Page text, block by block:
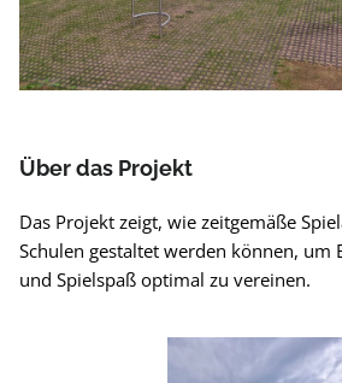
Über das Projekt
Das Projekt zeigt, wie zeitgemäße
Schulen gestaltet werden können, um
und Spielspaß optimal zu vereinen.